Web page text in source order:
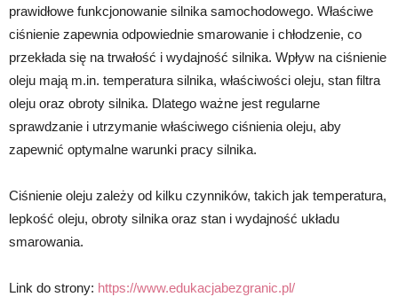
prawidłowe funkcjonowanie silnika samochodowego. Właściwe
ciśnienie zapewnia odpowiednie smarowanie i chłodzenie, co
przekłada się na trwałość i wydajność silnika. Wpływ na ciśnienie
oleju mają m.in. temperatura silnika, właściwości oleju, stan filtra
oleju oraz obroty silnika. Dlatego ważne jest regularne
sprawdzanie i utrzymanie właściwego ciśnienia oleju, aby
zapewnić optymalne warunki pracy silnika.
Ciśnienie oleju zależy od kilku czynników, takich jak temperatura,
lepkość oleju, obroty silnika oraz stan i wydajność układu
smarowania.
Link do strony: https://www.edukacjabezgranic.pl/